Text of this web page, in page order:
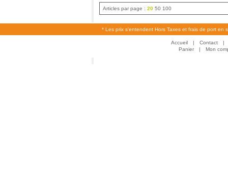
Articles par page : 20 50 100
* Les prix s'entendent Hors Taxes et frais de port en
Accueil | Contact
|
Panier
| Mon